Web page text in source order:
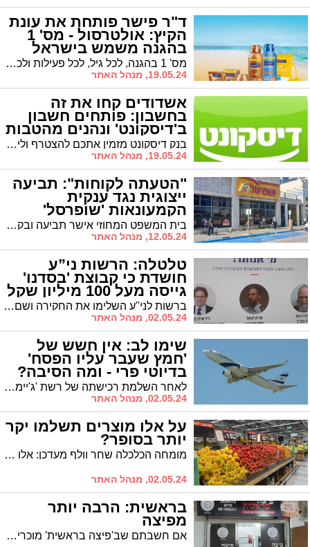
ד"ר פישר פותחת את עונת
הקיץ: אולטרסול - מס' 1
בהגנה משמש בישראל
מס' 1 בהגנה, לכל גיל, לכל פעילות ולכל סוג עור | ביניהם ספריי להגנה רחבה מהשמש: 40% הגנה יותר, בכל מיכל
19.05.24, מנהל האתר
אשדודים קחו את זה
בחשבון: פותחים חשבון
ב'דיסקונט' ונהנים מהטבות
שוות! בנק דיסקונט מזמין אתכם להצטרף וליהנות מחבילת הטבות שווה במיוחד! פותחים חשבון בדיסקונט ומקבלים חבילת הטבות משתלמת במיוחד
19.05.24, מנהל האתר
"הטעתה לקוחות": תביעה
ייצוגית נגד ענקית
הקמעונאות 'שופרסל'
בית המשפט המחוזי אישר תביעה ובקשה לאשרה כתובענה ייצוגית, אשר מאשימה את שופרסל בפרסום קופונים מטעים שהמחיר הנקוב בהם נמוך ממה שהלקוח משלם בפועל בסופו של דבר
12.05.24, מנהל האתר
טלטלה: הרשות ני”ע
חושדת כי קבוצת 'בסדנו'
גייסה מעל 100 מיליון שקל
במרמה ברשות לני"ע השלימו את החקירה ושם סבורים כי החברה החרדית גייסה במרמה יותר ממאה מיליון שקל. בחברה דוחים את ההאשמות ושם אומרים: "מדובר בתקופה מורכבת"
02.05.24, מנהל האתר
שימו לב: אין חשש של
'חמץ שעבר עליו הפסח'
בדיוטי פרי - ומה הסיבה?
לאחר השלמת רכישתה של רשת 'ג'יימס ריצרדסון' בידי חברת היינמן, החברה כולה תחת בעלות של גויים כך שאין חשש לחמץ שעבר עליו הפסח | ומדוע בכל זאת ביצעו בחברה מכירת חמץ?
02.05.24, מנהל האתר
על אלו מוצרים תשלמו יקר
יותר בסופר?
מומחה הכלכלה שחר וולף מעדכן: אלו המוצרים שהתייקרו, ומה אפשר לעשות?
02.05.24, מנהל האתר
בראשית: הרבה יותר
מפיצה
אם חשבתם שב'פיצה בראשית' מוכרים לכם רק פיצה, בואו לגלות שיש שם הרבה יותר מזה...